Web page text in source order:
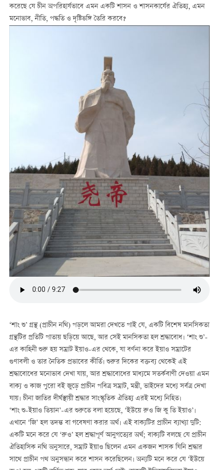
করেছে যে চীন অপরিহার্যভাবে এমন একটি শাসন ও শাসনকার্যের ঐতিহ্য, এমন
মনোভাব, নীতি, পদ্ধতি ও দৃষ্টিভঙ্গি তৈরি করবে?
‘শাং শু’ গ্রন্থ (প্রাচীন নথি) পড়লে আমরা দেখতে পাই যে, একটি বিশেষ মানসিকতা
গ্রন্থটির প্রতিটি পাতায় ছড়িয়ে আছে, আর সেই মানসিকতা হল শ্রদ্ধাবোধ। ‘শাং শু’-
এর কাহিনী শুরু হয় সম্রাট ইয়াও-এর থেকে, যা বর্ণনা করে ইয়াও সম্রাটের
গুণাবলী ও তার নৈতিক প্রভাবের কীর্তি। শুরুর দিকের বক্তব্য থেকেই এই
শ্রদ্ধাবোধের মনোভাব দেখা যায়, আর শ্রদ্ধাবোধের মাধ্যমে সতর্কবাণী দেওয়া এমন
বাক্য ও কাজ পুরো বই জুড়ে প্রাচীন পবিত্র সম্রাট, মন্ত্রী, ভাইদের মধ্যে সর্বত্র দেখা
যায়। চীনা জাতির দীর্ঘস্থায়ী শ্রদ্ধার সাংস্কৃতিক ঐতিহ্য এরই মধ্যে নিহিত।
‘শাং শু-ইয়াও তিয়ান’-এর শুরুতে বলা হয়েছে, ‘ইউয়ে রুও জি কু তি ইয়াও’।
এখানে ‘জি’ হল তদন্ত বা গবেষণা করার অর্থ। এই বাক্যটির প্রাচীন ব্যাখ্যা দুটি:
একটি মনে করে যে ‘রুও’ হল শ্রদ্ধাপূর্ণ আনুগত্যের অর্থ; বাক্যটি বলছে যে প্রাচীন
ঐতিহাসিক নথি অনুসারে, সম্রাট ইয়াও ছিলেন এমন একজন শাসক যিনি শ্রদ্ধার
সাথে প্রাচীন পথ অনুসন্ধান করে শাসন করেছিলেন। অন্যটি মনে করে যে ‘ইউয়ে